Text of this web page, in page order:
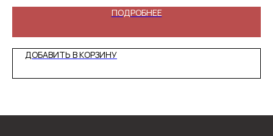
ПОДРОБНЕЕ
ДОБАВИТЬ В КОРЗИНУ